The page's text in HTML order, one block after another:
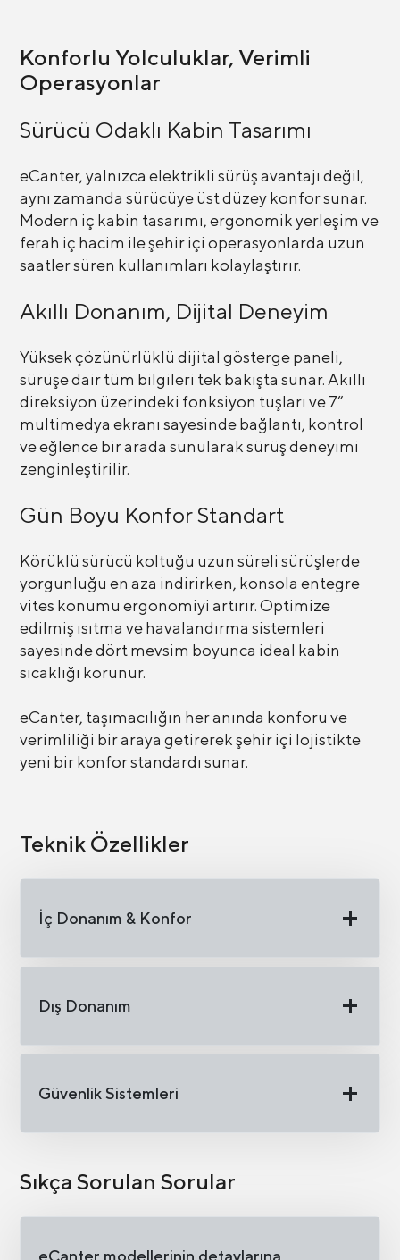
Konforlu Yolculuklar, Verimli
Operasyonlar
Sürücü Odaklı Kabin Tasarımı
eCanter, yalnızca elektrikli sürüş avantajı değil,
aynı zamanda sürücüye üst düzey konfor sunar.
Modern iç kabin tasarımı, ergonomik yerleşim ve
ferah iç hacim ile şehir içi operasyonlarda uzun
saatler süren kullanımları kolaylaştırır.
Akıllı Donanım, Dijital Deneyim
Yüksek çözünürlüklü dijital gösterge paneli,
sürüşe dair tüm bilgileri tek bakışta sunar. Akıllı
direksiyon üzerindeki fonksiyon tuşları ve 7”
multimedya ekranı sayesinde bağlantı, kontrol
ve eğlence bir arada sunularak sürüş deneyimi
zenginleştirilir.
Gün Boyu Konfor Standart
Körüklü sürücü koltuğu uzun süreli sürüşlerde
yorgunluğu en aza indirirken, konsola entegre
vites konumu ergonomiyi artırır. Optimize
edilmiş ısıtma ve havalandırma sistemleri
sayesinde dört mevsim boyunca ideal kabin
sıcaklığı korunur.
eCanter, taşımacılığın her anında konforu ve
verimliliği bir araya getirerek şehir içi lojistikte
yeni bir konfor standardı sunar.
Teknik Özellikler
İç Donanım & Konfor
Dış Donanım
Güvenlik Sistemleri
Sıkça Sorulan Sorular
eCanter modellerinin detaylarına